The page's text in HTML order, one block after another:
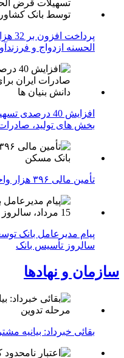
الحسنه ازدواج و
افزایش 40
بخش های تولید،
تأمین مالی ۳۹۶ هزار واحد نهضت ملی توسط بانک مسکن
سالروز تأسیس بانک
سازمان و نهادها
بقائی خبرداد: بیانیه